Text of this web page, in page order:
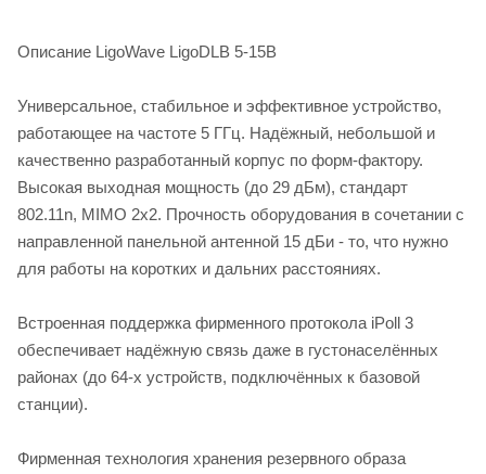
Описание LigoWave LigoDLB 5-15B
Универсальное, стабильное и эффективное устройство,
работающее на частоте 5 ГГц. Надёжный, небольшой и
качественно разработанный корпус по форм-фактору.
Высокая выходная мощность (до 29 дБм), стандарт
802.11n, MIMO 2х2. Прочность оборудования в сочетании с
направленной панельной антенной 15 дБи - то, что нужно
для работы на коротких и дальних расстояниях.
Встроенная поддержка фирменного протокола iPoll 3
обеспечивает надёжную связь даже в густонаселённых
районах (до 64-х устройств, подключённых к базовой
станции).
Фирменная технология хранения резервного образа